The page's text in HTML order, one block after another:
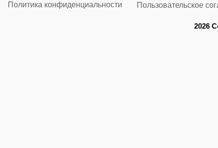
Политика конфиденциальности Пользовательское
2026